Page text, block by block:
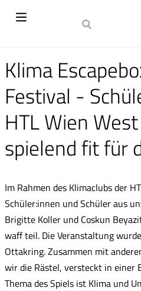
Klima
Festival -
HTL Wien
spielend fit für
Im Rahmen des Klimaclubs der
Schüler:innen und Schüler aus
Brigitte Koller und Coskun
waff teil. Die Veranstaltung
Ottakring. Zusammen mit
wir die Rästel, versteckt in einer
Thema des Spiels ist Klima und